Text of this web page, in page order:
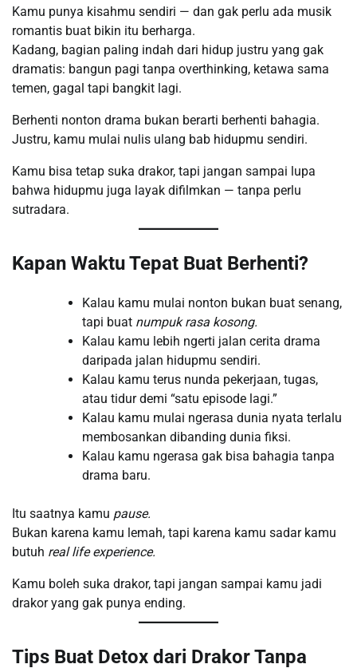
Kamu punya kisahmu sendiri — dan gak perlu ada musik
romantis buat bikin itu berharga.
Kadang, bagian paling indah dari hidup justru yang gak
dramatis: bangun pagi tanpa overthinking, ketawa sama
temen, gagal tapi bangkit lagi.
Berhenti nonton drama bukan berarti berhenti bahagia.
Justru, kamu mulai nulis ulang bab hidupmu sendiri.
Kamu bisa tetap suka drakor, tapi jangan sampai lupa
bahwa hidupmu juga layak difilmkan — tanpa perlu
sutradara.
Kapan Waktu Tepat Buat Berhenti?
Kalau kamu mulai nonton bukan buat senang,
tapi buat numpuk rasa kosong.
Kalau kamu lebih ngerti jalan cerita drama
daripada jalan hidupmu sendiri.
Kalau kamu terus nunda pekerjaan, tugas,
atau tidur demi “satu episode lagi.”
Kalau kamu mulai ngerasa dunia nyata terlalu
membosankan dibanding dunia fiksi.
Kalau kamu ngerasa gak bisa bahagia tanpa
drama baru.
Itu saatnya kamu pause.
Bukan karena kamu lemah, tapi karena kamu sadar kamu
butuh real life experience.
Kamu boleh suka drakor, tapi jangan sampai kamu jadi
drakor yang gak punya ending.
Tips Buat Detox dari Drakor Tanpa